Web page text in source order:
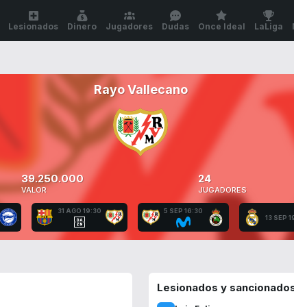
Lesionados Dinero Jugadores Dudas Once Ideal LaLiga
Rayo Vallecano
39.250.000
VALOR
24
JUGADORES
31 AGO 19:30
5 SEP 16:30
13 SEP
Lesionados y